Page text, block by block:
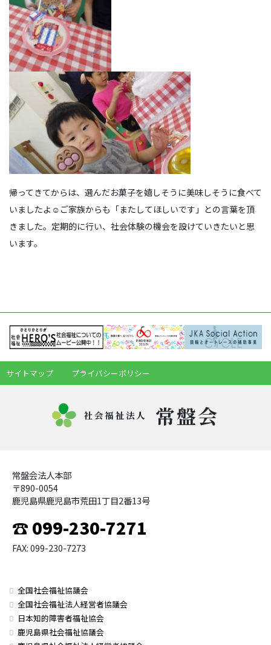
帰ってきてからは、選んだお菓子を嬉しそうに美味しそうに食べて
いましたよ☺ご家族からも「またしてほしいです」との言葉を頂
きました。定期的に行い、社会体験の機会を設けていきたいと思
います。
サイトマップ プライバシーポリシー
社会福祉法人 常盤会
常盤会法人本部
〒890-0054
鹿児島県鹿児島市荒田1丁目2番13号
☎ 099-230-7271
FAX: 099-230-7273
全国社会福祉協議会
全国社会福祉法人経営者協議会
日本知的障害者福祉協会
鹿児島県社会福祉協議会